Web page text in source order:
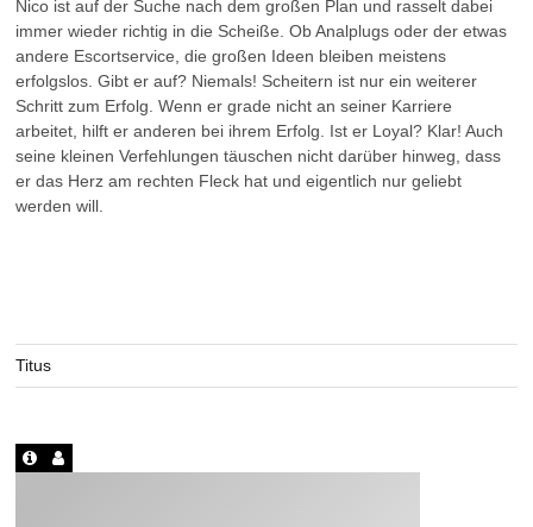
Nico ist auf der Suche nach dem großen Plan und rasselt dabei
immer wieder richtig in die Scheiße. Ob Analplugs oder der etwas
andere Escortservice, die großen Ideen bleiben meistens
erfolgslos. Gibt er auf? Niemals! Scheitern ist nur ein weiterer
Schritt zum Erfolg. Wenn er grade nicht an seiner Karriere
arbeitet, hilft er anderen bei ihrem Erfolg. Ist er Loyal? Klar! Auch
seine kleinen Verfehlungen täuschen nicht darüber hinweg, dass
er das Herz am rechten Fleck hat und eigentlich nur geliebt
werden will.
Titus